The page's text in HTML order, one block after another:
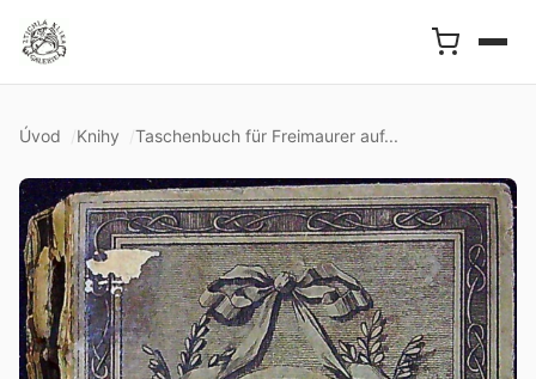
Úvod Knihy Taschenbuch für Freimaurer auf...